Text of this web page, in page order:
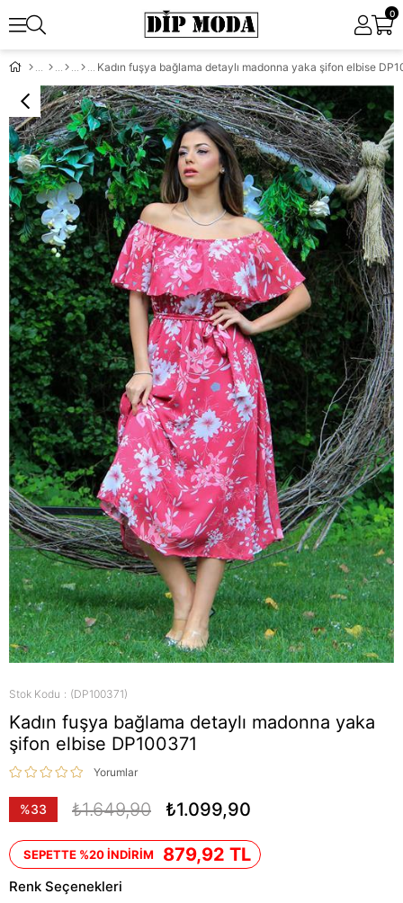
0
Kadın fuşya bağlama detaylı madonna yaka şifon elbise
Stok Kodu (DP100371)
Kadın fuşya bağlama detaylı madonna yaka
şifon elbise DP100371
Yorumlar
%33
₺1.649,90 ₺1.099,90
SEPETTE %20 İNDİRİM 879,92 TL
Renk Seçenekleri